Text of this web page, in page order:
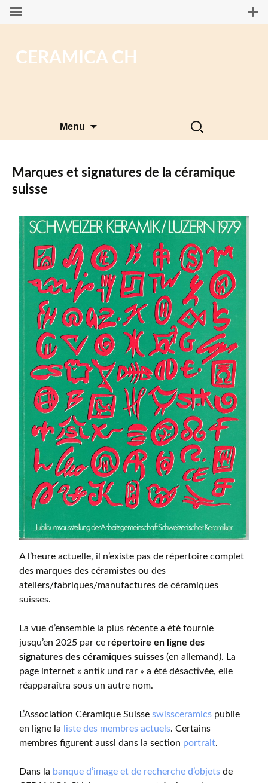
CERAMICA CH
Menu
Rechercher :
Marques et signatures de la céramique
suisse
A l’heure actuelle, il n’existe pas de répertoire complet
des marques des céramistes ou des
ateliers/fabriques/manufactures de céramiques
suisses.
La vue d’ensemble la plus récente a été fournie
jusqu’en 2025 par ce répertoire en ligne des
signatures des céramiques suisses (en allemand). La
page internet « antik und rar » a été désactivée, elle
réapparaîtra sous un autre nom.
L’Association Céramique Suisse swissceramics publie
en ligne la
liste des membres actuels. Certains
membres figurent aussi dans la section portrait.
Dans la banque d’image et de recherche d’objets de